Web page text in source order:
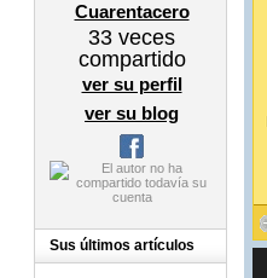
Cuarentacero
33 veces
compartido
ver su perfil
ver su blog
Sus últimos artículos